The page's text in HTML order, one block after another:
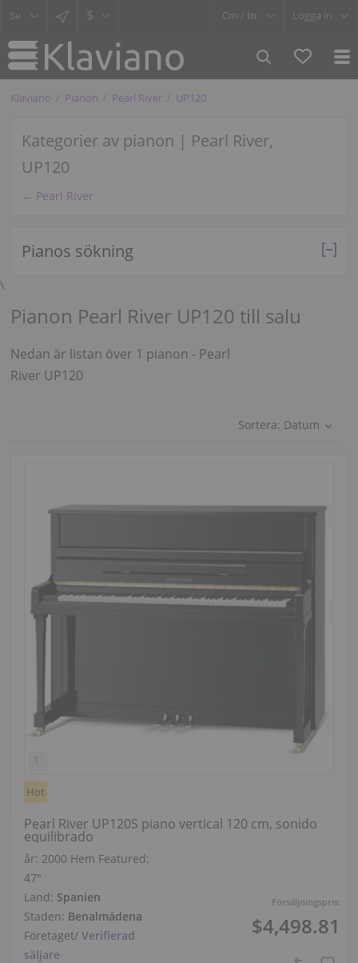
$ Cm / In Logga in
Klaviano Pianon Pearl River UP120
Kategorier av pianon | Pearl River,
UP120
← Pearl River
Pianos sökning
\
Pianon Pearl River UP120 till salu
Nedan är listan över 1 pianon - Pearl
River UP120
Sortera: Datum
Försäljningspris:
$4,498.81
Hot
Pearl River UP120S piano vertical 120 cm, sonido
equilibrado
år: 2000 Hem Featured:
47″
Land: Spanien
Staden: Benalmádena
Företaget/ Verifierad
säljare